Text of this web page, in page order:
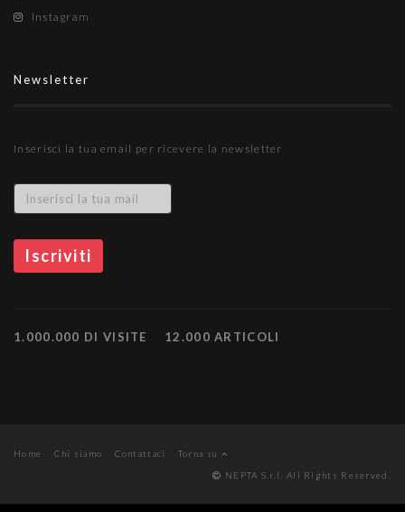
Instagram
Newsletter
Inserisci la tua email per ricevere la newsletter
1.000.000 DI VISITE 12.000 ARTICOLI
Home Chi siamo Contattaci
Torna su
NEPTA S.r.l. All Rights Reserved.